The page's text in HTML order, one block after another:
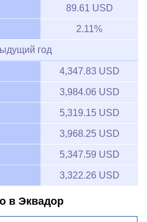
89.61 USD
2.11%
год
4,347.83 USD
3,984.06 USD
5,319.15 USD
3,968.25 USD
5,347.59 USD
3,322.26 USD
в Эквадор